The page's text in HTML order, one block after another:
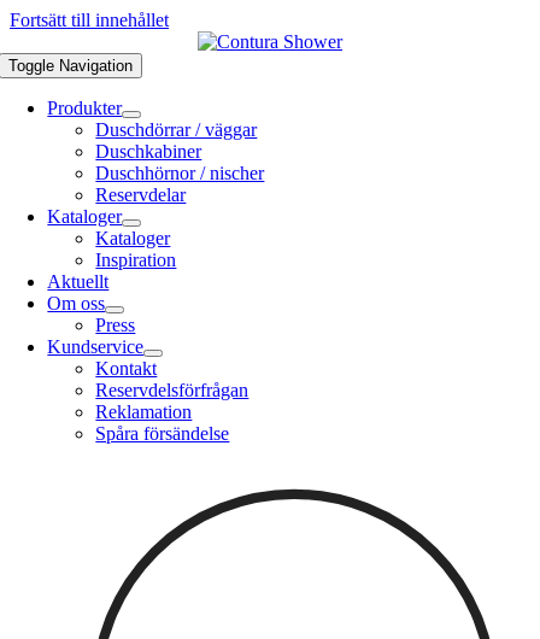
Fortsätt till innehållet
Toggle Navigation
Produkter
Duschdörrar / väggar
Duschkabiner
Duschhörnor / nischer
Reservdelar
Kataloger
Kataloger
Inspiration
Aktuellt
Om oss
Press
Kundservice
Kontakt
Reservdelsförfrågan
Reklamation
Spåra försändelse